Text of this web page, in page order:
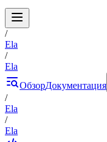
/
Ela
/
Ela
ОбзорДокументация
/
Ela
/
Ela